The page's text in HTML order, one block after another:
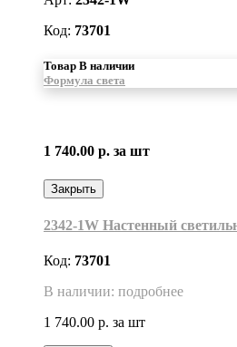
Код: 73701
Товар В наличии
Формула света
1 740.00 р. за шт
Закрыть
2342-1W Настенный
Код: 73701
В наличии: подробнее
1 740.00 р. за шт